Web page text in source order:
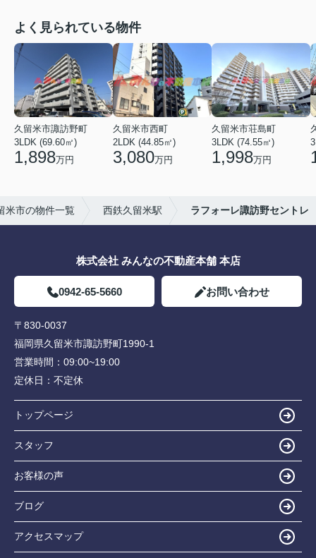
よく見られている物件
久留米市諏訪野町
3LDK (69.60㎡)
1,898万円
久留米市西町
2LDK (44.85㎡)
3,080万円
久留米市荘島町
3LDK (74.55㎡)
1,998万円
米市の物件一覧 西鉄久留米駅 ラフォーレ諏訪野セントレ
株式会社 みんなの不動産本舗 本店
0942-65-5660 お問い合わせ
〒830-0037
福岡県久留米市諏訪野町1990-1
営業時間： 09:00~19:00
定休日： 不定休
トップページ
スタッフ
お客様の声
ブログ
アクセスマップ